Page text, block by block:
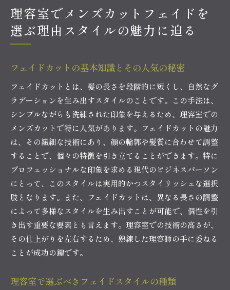
フェイドカットに適した髪質と顔の形
理容師が教えるフェイドカットのオーダー方法
メンズカットフェイドでプロフェッショナルな印象
フェイドスタイルを選ぶ際の重要ポイント
理容師とのコミュニケーションで理想のスタイ
ルを実現
フェイドカット後のホームケアとスタイリング
ビジネスシーンで好印象を与えるスタイルテク
ニック
理容室のプロが伝授するフェイドのセット方法
スーツに似合うフェイドスタイルの選び方
理容室でフェイドカットを体験自信を引き出すスタ
イルの秘密
理容室でのフェイドカット体験レポート
フェイドスタイルがもたらす自信とその理由
フェイドカット体験で変わる日常の印象
フェイドカットが持つ心理的効果
理容室でメンズカットフェイドを
選ぶ理由スタイルの魅力に迫る
フェイドカットの基本知識とその人気の秘密
フェイドカットとは、髪の長さを段階的に短くし、自然なグ
ラデーションを生み出すスタイルのことです。この手法は、
シンプルながらも洗練された印象を与えるため、理容室での
メンズカットで特に人気があります。フェイドカットの魅力
は、その繊細な技術にあり、顔の輪郭や髪質に合わせて調整
することで、個々の特徴を引き立てることができます。特に
プロフェッショナルな印象を求める現代のビジネスパーソン
にとって、このスタイルは実用的かつスタイリッシュな選択
肢となります。また、フェイドカットは、異なる長さの調整
によって多様なスタイルを生み出すことが可能で、個性を引
き出す重要な要素とも言えます。理容室での技術の高さが、
その仕上がりを左右するため、熟練した理容師の手に委ねる
ことが成功の鍵です。
理容室で選ぶべきフェイドスタイルの種類